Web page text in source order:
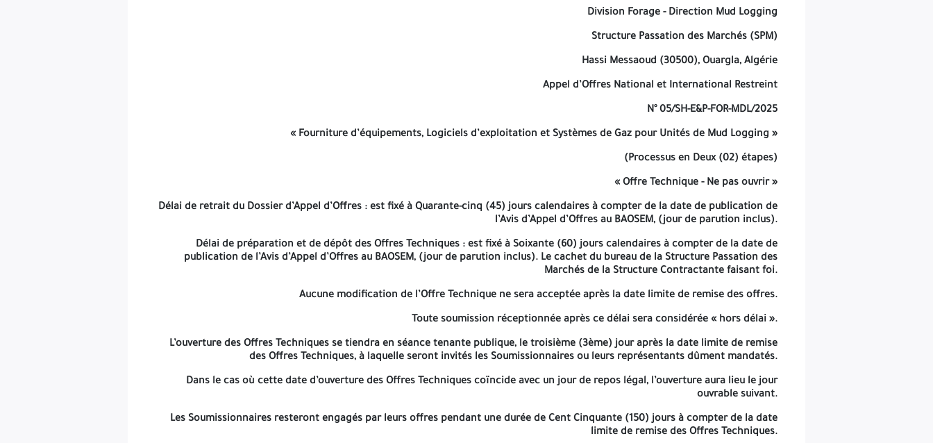
à compter de la date de publication de l’Avis d’Appel d’Offres au BAOSEM, (jour de parution inclus).
: est fixé à Soixante (60) jours calendaires à compter de la date de publication de l’Avis d’Appel d’Offres au BAOSEM, (jour de parution
Soumissionnaires ou leurs représentants dûment mandatés.
Dans le cas où cette date d’ouverture des Offres Techniques coïncide avec un jour de repos légal, l’ouverture aura lieu le jour ouvrable suivant.
Les Soumissionnaires resteront engagés par leurs offres pendant une durée deCent Cinquante (150) joursà compter de la date limite de remise des Offres Techniques.
Division Forage - Direction Mud Logging
Structure Passation des Marchés (SPM)
Hassi Messaoud (30500), Ouargla, Algérie
Appel d’Offres National et International Restreint
N° 05/SH-E&P-FOR-MDL/2025
« Fourniture d’équipements, Logiciels d’exploitation et Systèmes de Gaz pour Unités de Mud Logging »
(Processus en Deux (02) étapes)
« Offre Technique - Ne pas ouvrir »
Délai de retrait du Dossier d’Appel d’Offres : est fixé à Quarante-cinq (45) jours calendaires à compter de la date de publication de
l’Avis d’Appel d’Offres au BAOSEM, (jour de parution inclus).
Délai de préparation et de dépôt des Offres Techniques : est fixé à Soixante (60) jours calendaires à compter de la date de
publication de l’Avis d’Appel d’Offres au BAOSEM, (jour de parution inclus). Le cachet du bureau de la Structure Passation des
Marchés de la Structure Contractante faisant foi.
Aucune modification de l’Offre Technique ne sera acceptée après la date limite de remise des offres.
Toute soumission réceptionnée après ce délai sera considérée « hors délai ».
L’ouverture des Offres Techniques se tiendra en séance tenante publique, le troisième (3ème) jour après la date limite de remise
des Offres Techniques, à laquelle seront invités les Soumissionnaires ou leurs représentants dûment mandatés.
Dans le cas où cette date d’ouverture des Offres Techniques coïncide avec un jour de repos légal, l’ouverture aura lieu le jour
ouvrable suivant.
Les Soumissionnaires resteront engagés par leurs offres pendant une durée de Cent Cinquante (150) jours à compter de la date
limite de remise des Offres Techniques.